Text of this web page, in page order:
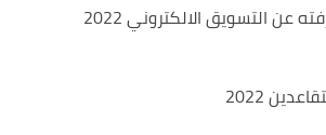
عن التسويق الالكتروني 2022
2022